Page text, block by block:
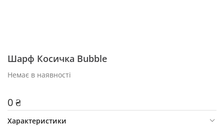
Шарф Косичка Bubble
Немає в наявності
0 ₴
Характеристики